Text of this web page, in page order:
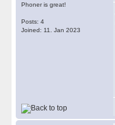
Phoner is great!
Posts: 4
Joined: 11. Jan 2023